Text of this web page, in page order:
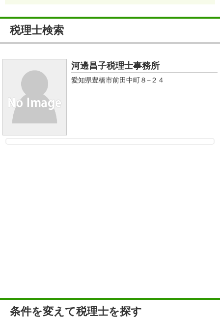
税理士検索
河邊昌子税理士事務所
愛知県豊橋市前田中町８−２４
条件を変えて税理士を探す